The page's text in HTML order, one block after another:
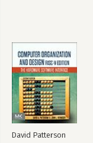
David Patterson